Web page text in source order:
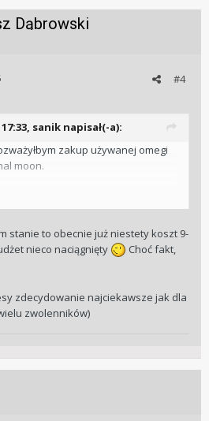
Dąbrowski
#4
sanik napisał(-a):
zakup używanej omegi
moon.
2 lub 3. 2 to nawiązanie do
prostu piękna.
stanie to obecnie już niestety koszt 9-
nieco naciągnięty
Choć fakt,
zdecydowanie najciekawsze jak dla
zwolenników)